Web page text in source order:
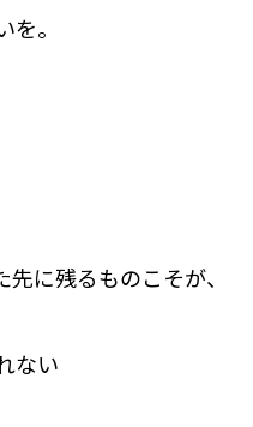
。
に残るものこそが、
い――